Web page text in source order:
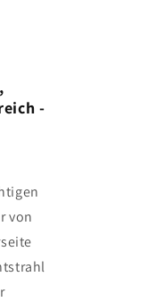
-
von